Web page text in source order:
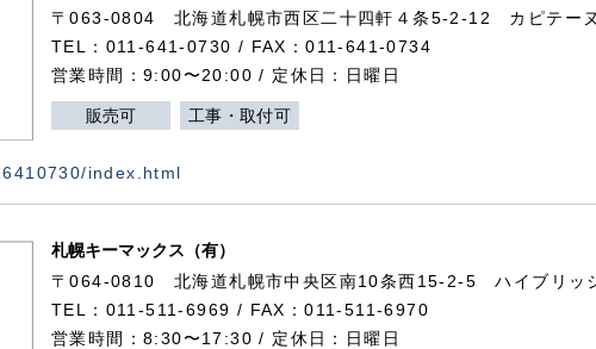
〒063-0804 北海道札幌市西区二十四軒４条5-2-12 カピテー
TEL：011-641-0730 / FAX：011-641-0734
営業時間：9:00〜20:00 / 定休日：日曜日
販売可 工事・取付可
index.html
札幌キーマックス（有）
〒064-0810 北海道札幌市中央区南10条西15-2-5 ハイブリッ
TEL：011-511-6969 / FAX：011-511-6970
営業時間：8:30〜17:30 / 定休日：日曜日